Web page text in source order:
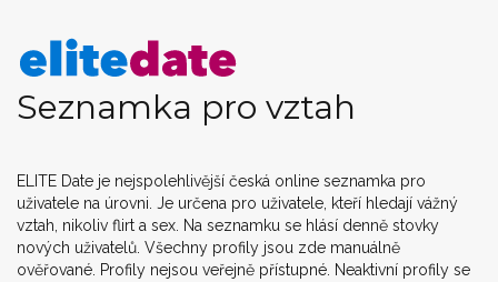
Seznamka pro vztah
ELITE Date je nejspolehlivější česká online seznamka pro
uživatele na úrovni. Je určena pro uživatele, kteří hledají vážný
vztah, nikoliv flirt a sex. Na seznamku se hlásí denně stovky
nových uživatelů. Všechny profily jsou zde manuálně
ověřované. Profily nejsou veřejně přístupné. Neaktivní profily se